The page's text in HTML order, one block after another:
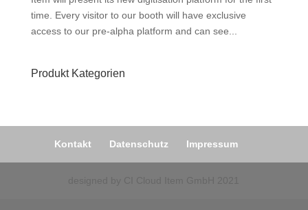
time. Every visitor to our booth will have exclusive
access to our pre-alpha platform and can see...
Produkt Kategorien
Kontakt Datenschutz Impressum